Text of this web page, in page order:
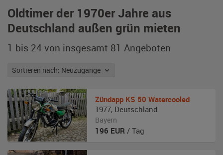
Oldtimer der 1970er Jahre aus
Deutschland außen grün mieten
1 bis 24 von insgesamt 81 Angeboten
Sortieren nach: Neuzugänge
Zündapp KS 50 Watercooled
1977, Deutschland
Bayern
196 EUR / Tag